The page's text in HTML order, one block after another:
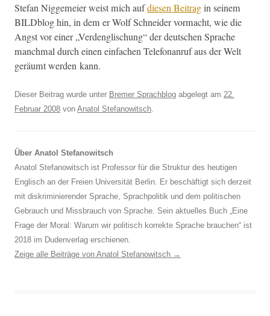
Ste­fan Nigge­meier weist mich aufdiesen Beitragin seinem
BILD­blog hin, in dem er Wolf Schnei­der vor­ma­cht, wie die
Angst vor ein­er „Ver­denglis­chung“ der deutschen Sprache
manch­mal durch einen ein­fachen Tele­fo­nan­ruf aus der Welt
geräumt wer­den kann.
Dieser Beitrag wurde unter Bremer Sprachblog abgelegt am 22.
Februar 2008 von Anatol Stefanowitsch
Über Anatol Stefanowitsch
Anatol Stefanowitsch ist Professor für die Struktur des heutigen
Englisch an der Freien Universität Berlin. Er beschäftigt sich derzeit
mit diskriminierender Sprache, Sprachpolitik und dem politischen
Gebrauch und Missbrauch von Sprache. Sein aktuelles Buch „Eine
Frage der Moral: Warum wir politisch korrekte Sprache brauchen“ ist
2018 im Dudenverlag erschienen.
Zeige alle Beiträge von Anatol Stefanowitsch →